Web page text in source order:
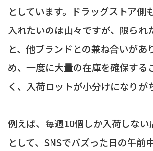
としています。ドラッグストア側
入れたいのは山々ですが、限られ
と、他ブランドとの兼ね合いがあ
め、一度に大量の在庫を確保する
く、入荷ロットが小分けになりが
例えば、毎週10個しか入荷しない
として、SNSでバズった日の午前